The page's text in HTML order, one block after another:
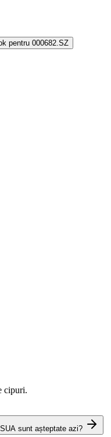
pentru 000682.SZ
cipuri.
sunt așteptate azi?